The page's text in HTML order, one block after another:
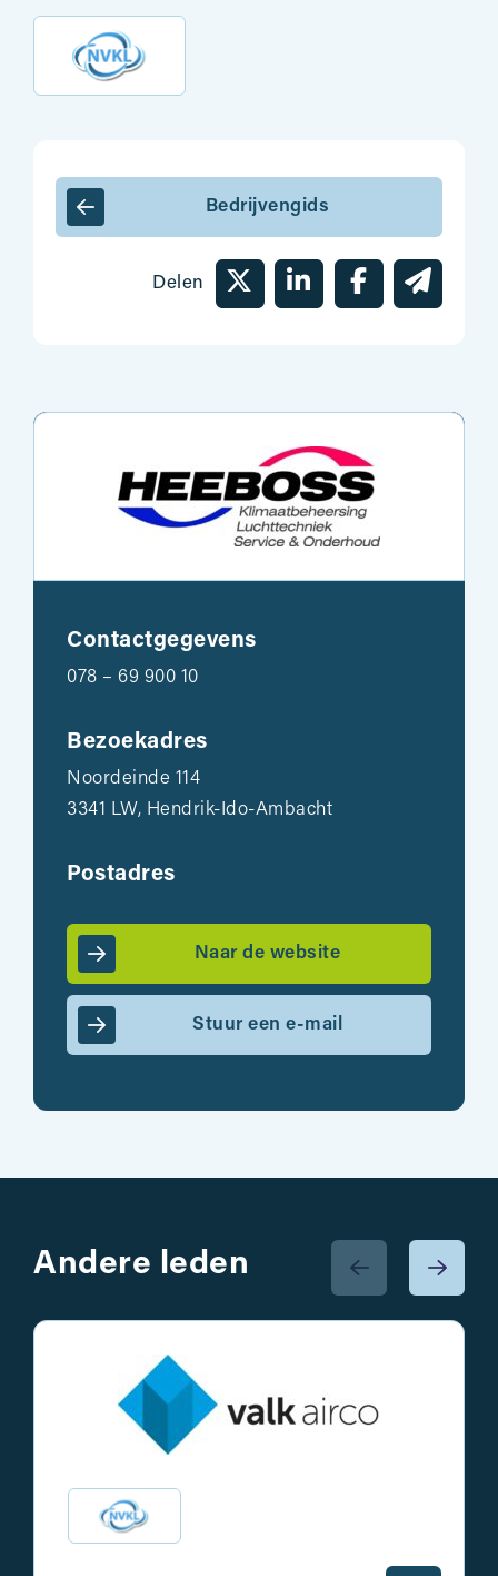
Bedrijvengids
Delen
Contactgegevens
078 – 69 900 10
Bezoekadres
Noordeinde 114
3341 LW, Hendrik-Ido-Ambacht
Postadres
Naar de website
Stuur een e-mail
Andere leden